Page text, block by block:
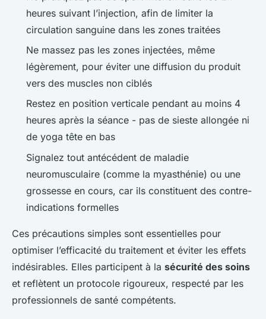
heures suivant l’injection, afin de limiter la
circulation sanguine dans les zones traitées
Ne massez pas les zones injectées, même
légèrement, pour éviter une diffusion du produit
vers des muscles non ciblés
Restez en position verticale pendant au moins 4
heures après la séance - pas de sieste allongée ni
de yoga tête en bas
Signalez tout antécédent de maladie
neuromusculaire (comme la myasthénie) ou une
grossesse en cours, car ils constituent des contre-
indications formelles
Ces précautions simples sont essentielles pour
optimiser l’efficacité du traitement et éviter les effets
indésirables. Elles participent à la sécurité des soins
et reflètent un protocole rigoureux, respecté par les
professionnels de santé compétents.